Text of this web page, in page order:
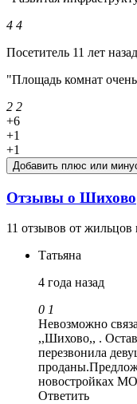
4 4
Посетитель 11 лет назад
"Площадь комнат
2 2
+6
+1
+1
Добавить плюс или
Отзывы о Шихово
11 отзывов от
Татьяна
4 года назад
0 1
Невозможно
,,Шихово,, .
перезвонила
новостройках
Ответить